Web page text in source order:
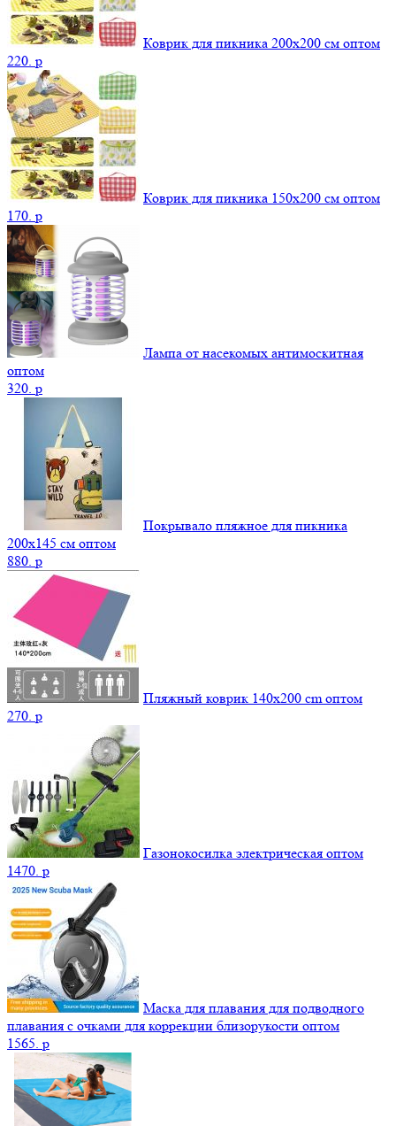
Коврик для пикника 200х200 см оптом
220. p
Коврик для пикника 150х200 см оптом
170. p
Лампа от насекомых антимоскитная
оптом
320. p
Покрывало пляжное для пикника
200х145 см оптом
880. p
Пляжный коврик 140х200 cm оптом
270. p
Газонокосилка электрическая оптом
1470. p
Маска для плавания для подводного
плавания с очками для коррекции близорукости оптом
1565. p